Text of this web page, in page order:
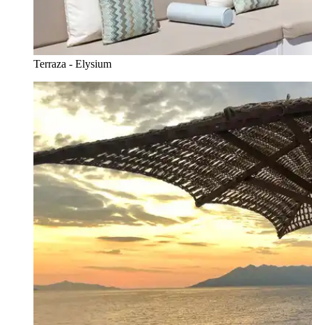
Terraza - Elysium